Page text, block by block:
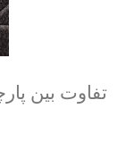
تفاوت بین